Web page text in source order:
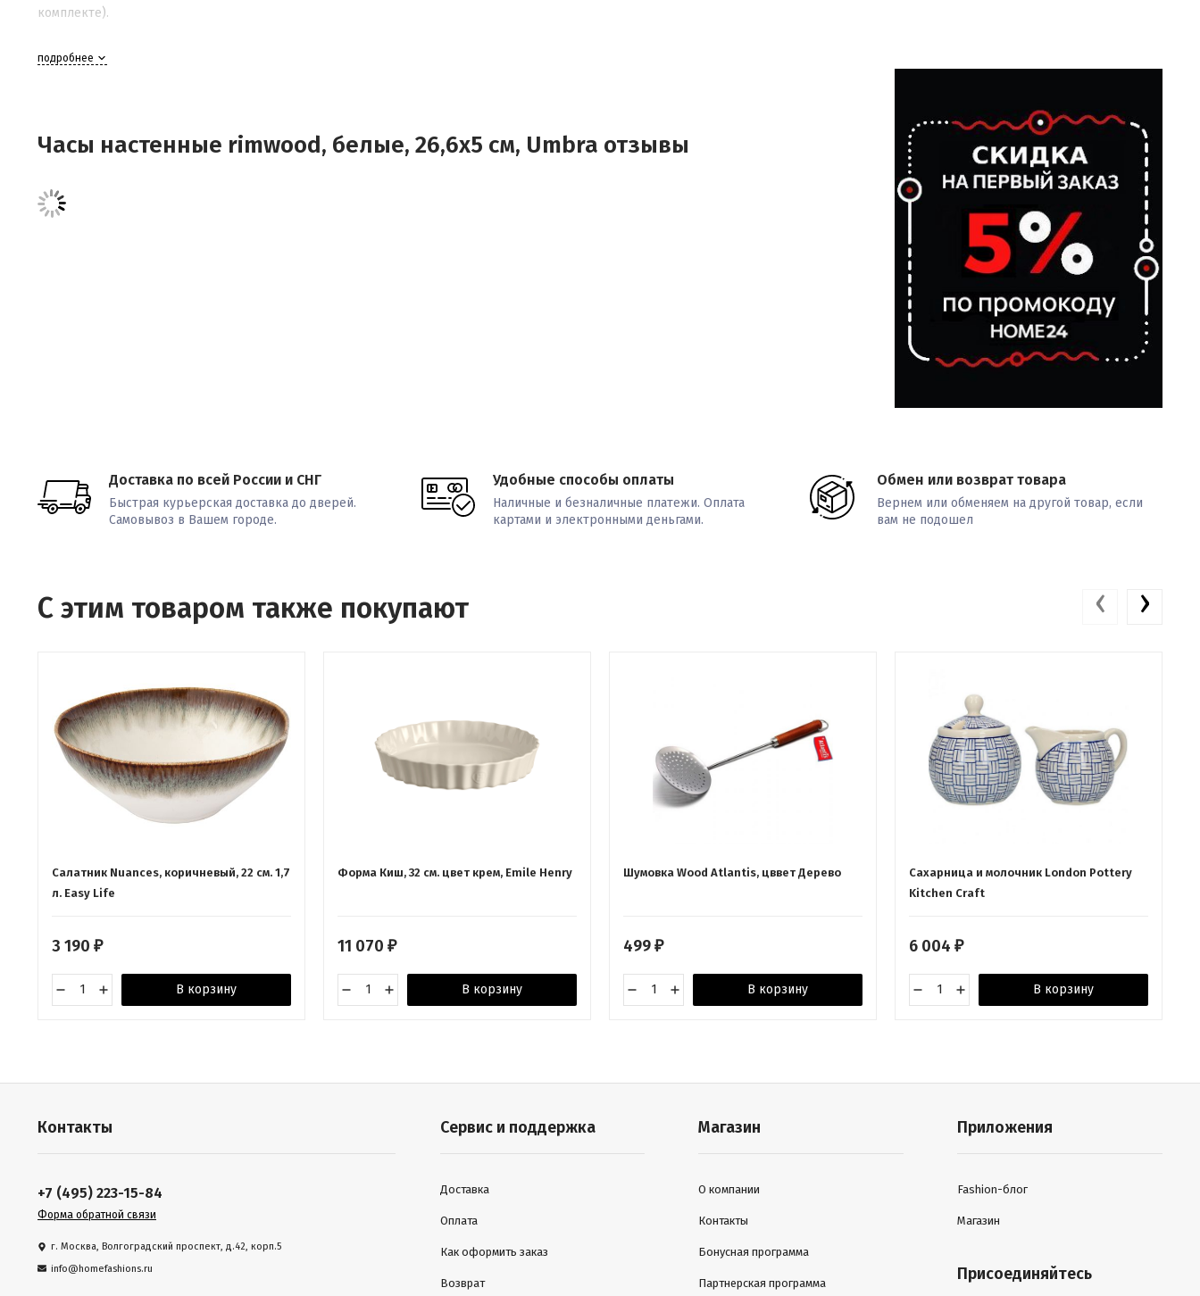
комплекте).
Материал: Дерево
подробнее
Часы настенные rimwood, белые, 26,6х5 см, Umbra отзывы
Доставка по всей России и СНГ
Быстрая курьерская доставка до дверей.
Самовывоз в Вашем городе.
Удобные способы оплаты
Наличные и безналичные платежи. Оплата
картами и электронными деньгами.
Обмен или возврат товара
Вернем или обменяем на другой товар, если
вам не подошел
С этим товаром также покупают
Салатник Nuances, коричневый, 22 см. 1,7
л. Easy Life
3 190 ₽
В корзину
Форма Киш, 32 см. цвет крем, Emile Henry
11 070 ₽
В корзину
Шумовка Wood Atlantis, цввет Дерево
499 ₽
В корзину
Сахарница и молочник London Pottery
Kitchen Craft
6 004 ₽
В корзину
‹ ›
Контакты
+7 (495) 223-15-84
Форма обратной связи
г. Москва, Волгоградский проспект, д.42, корп.5
info@homefashions.ru
Сервис и поддержка
Доставка
Оплата
Как оформить заказ
Возврат
Магазин
О компании
Контакты
Бонусная программа
Партнерская программа
Приложения
Fashion-блог
Магазин
Присоединяйтесь